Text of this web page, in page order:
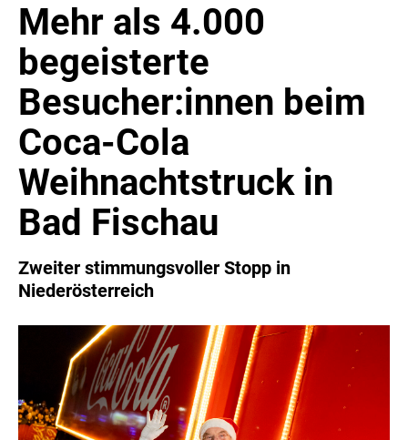
COCA-COLA
Coca-Cola CUP
COCA-COLA HBC ÖSTERREICH
RÖMERQUELLE
ÖSTERREICHISCHE SPORTHILFE
KESCH
BARFLY'S CLUB
SPORTS MEDIA AUSTRIA
CULINARIUS
RECYCLEMICH-INITIATIVE
VIER HOCH VIER
HANNERSBERG
WILHELM-EXNER-MEDAILLEN STIFTUNG
ADMIRAL SPORTWETTEN
EWP RECYCLING PFAND ÖSTERREICH
Mehr als 4.000
begeisterte
Besucher:innen beim
Coca-Cola
Weihnachtstruck in
Bad Fischau
Zweiter stimmungsvoller Stopp in
Niederösterreich